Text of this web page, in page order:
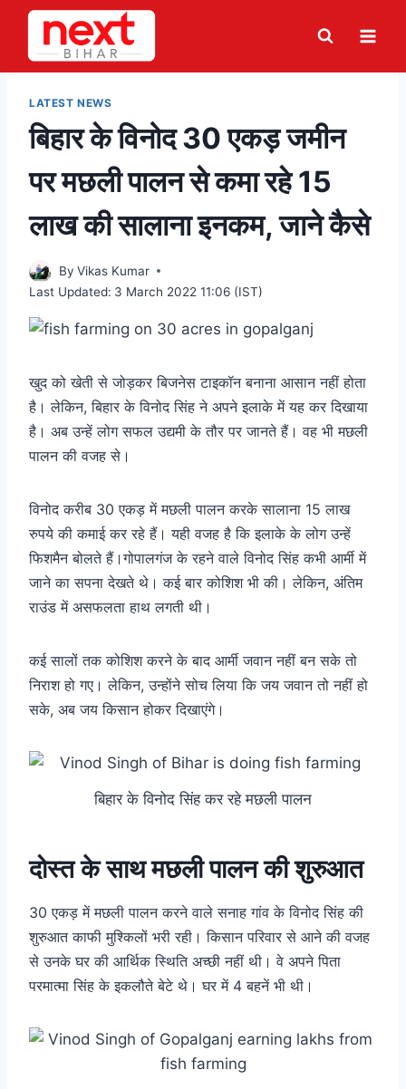
Skip
content
LATEST NEWS
बिहार के विनोद 30 एकड़ जमीन
पर मछली पालन से कमा रहे 15
लाख की सालाना इनकम, जाने कैसे
By Vikas Kumar
Last Updated: 3 March 2022 11:06 (IST)
खुद को खेती से जोड़कर बिजनेस टाइकॉन बनाना आसान नहीं होता
है। लेकिन, बिहार के विनोद सिंह ने अपने इलाके में यह कर दिखाया
है। अब उन्हें लोग सफल उद्यमी के तौर पर जानते हैं। वह भी मछली
पालन की वजह से।
विनोद करीब 30 एकड़ में मछली पालन करके सालाना 15 लाख
रुपये की कमाई कर रहे हैं। यही वजह है कि इलाके के लोग उन्हें
फिशमैन बोलते हैं।गोपालगंज के रहने वाले विनोद सिंह कभी आर्मी में
जाने का सपना देखते थे। कई बार कोशिश भी की। लेकिन, अंतिम
राउंड में असफलता हाथ लगती थी।
कई सालों तक कोशिश करने के बाद आर्मी जवान नहीं बन सके तो
निराश हो गए। लेकिन, उन्होंने सोच लिया कि जय जवान तो नहीं हो
सके, अब जय किसान होकर दिखाएंगे।
बिहार के विनोद सिंह कर रहे मछली पालन
दोस्त के साथ मछली पालन की शुरुआत
30 एकड़ में मछली पालन करने वाले सनाह गांव के विनोद सिंह की
शुरुआत काफी मुश्किलों भरी रही। किसान परिवार से आने की वजह
से उनके घर की आर्थिक स्थिति अच्छी नहीं थी। वे अपने पिता
परमात्मा सिंह के इकलौते बेटे थे। घर में 4 बहनें भी थी।